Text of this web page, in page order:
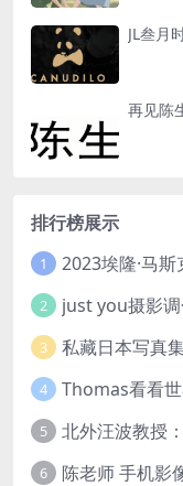
JL叁月
再见陈
排行榜展示
1 2023埃隆·马
2 just you摄影
3 私藏日本写真
4
5 北外汪波教授
6